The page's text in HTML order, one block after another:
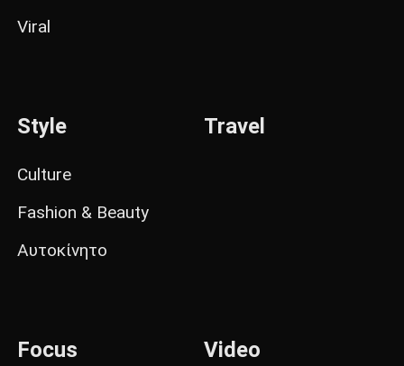
Viral
Style
Culture
Fashion & Beauty
Αυτοκίνητο
Travel
Focus Video